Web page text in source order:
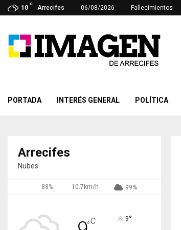
10
C
Arrecifes 06/08/2026 Fallecimientos
PORTADA INTERÉS GENERAL POLÍTICA
Arrecifes
Nubes
83% 10.7km/h 99%
°C 9°